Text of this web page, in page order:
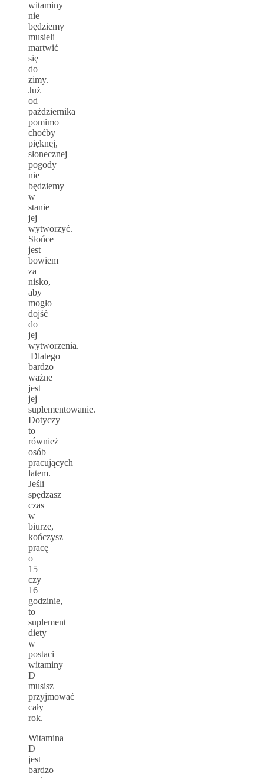
witaminy
nie
będziemy
musieli
martwić
się
do
zimy.
Już
od
października
pomimo
choćby
pięknej,
słonecznej
pogody
nie
będziemy
w
stanie
jej
wytworzyć.
Słońce
jest
bowiem
za
nisko,
aby
mogło
dojść
do
jej
wytworzenia.
Dlatego
bardzo
ważne
jest
jej
suplementowanie.
Dotyczy
to
również
osób
pracujących
latem.
Jeśli
spędzasz
czas
w
biurze,
kończysz
pracę
o
15
czy
16
godzinie,
to
suplement
diety
w
postaci
witaminy
D
musisz
przyjmować
cały
rok.
Witamina
D
jest
bardzo